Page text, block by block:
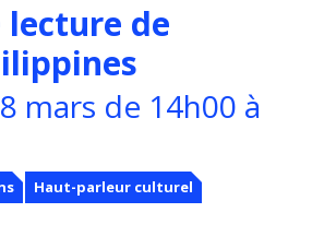
de
mars de 14h00 à
Haut-parleur culturel